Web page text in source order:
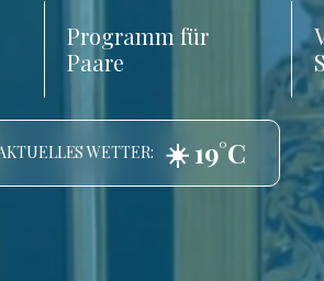
Programm für
Paare
WETTER: ☀️ 19°C